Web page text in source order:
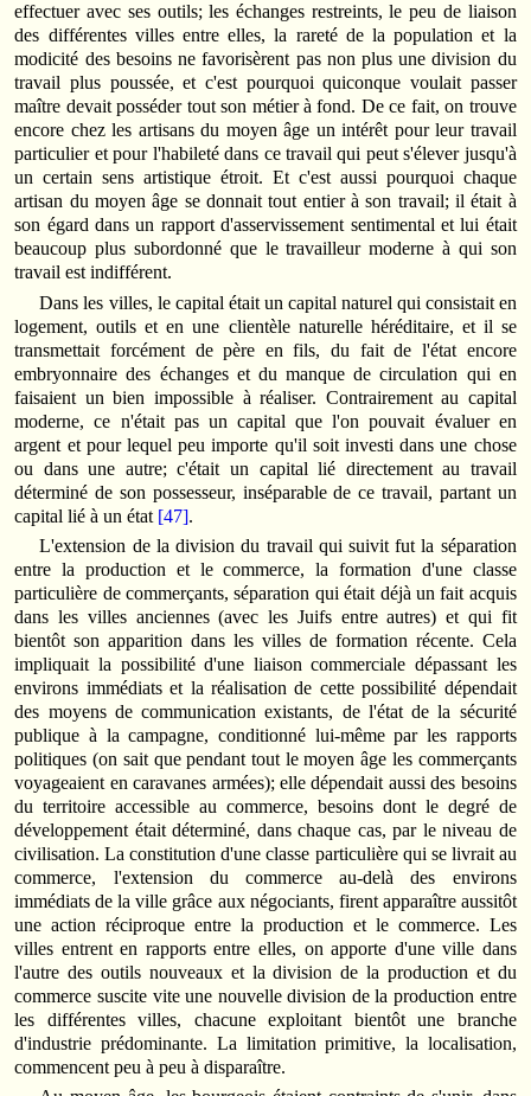
effectuer avec ses outils; les échanges restreints, le peu de liaison
des différentes villes entre elles, la rareté de la population et la
modicité des besoins ne favorisèrent pas non plus une division du
travail plus poussée, et c'est pourquoi quiconque voulait passer
maître devait posséder tout son métier à fond. De ce fait, on trouve
encore chez les artisans du moyen âge un intérêt pour leur travail
particulier et pour l'habileté dans ce travail qui peut s'élever jusqu'à
un certain sens artistique étroit. Et c'est aussi pourquoi chaque
artisan du moyen âge se donnait tout entier à son travail; il était à
son égard dans un rapport d'asservissement sentimental et lui était
beaucoup plus subordonné que le travailleur moderne à qui son
travail est indifférent.
Dans les villes, le capital était un capital naturel qui consistait en
logement, outils et en une clientèle naturelle héréditaire, et il se
transmettait forcément de père en fils, du fait de l'état encore
embryonnaire des échanges et du manque de circulation qui en
faisaient un bien impossible à réaliser. Contrairement au capital
moderne, ce n'était pas un capital que l'on pouvait évaluer en
argent et pour lequel peu importe qu'il soit investi dans une chose
ou dans une autre; c'était un capital lié directement au travail
déterminé de son possesseur, inséparable de ce travail, partant un
capital lié à un état [47].
L'extension de la division du travail qui suivit fut la séparation
entre la production et le commerce, la formation d'une classe
particulière de commerçants, séparation qui était déjà un fait acquis
dans les villes anciennes (avec les Juifs entre autres) et qui fit
bientôt son apparition dans les villes de formation récente. Cela
impliquait la possibilité d'une liaison commerciale dépassant les
environs immédiats et la réalisation de cette possibilité dépendait
des moyens de communication existants, de l'état de la sécurité
publique à la campagne, conditionné lui-même par les rapports
politiques (on sait que pendant tout le moyen âge les commerçants
voyageaient en caravanes armées); elle dépendait aussi des besoins
du territoire accessible au commerce, besoins dont le degré de
développement était déterminé, dans chaque cas, par le niveau de
civilisation. La constitution d'une classe particulière qui se livrait au
commerce, l'extension du commerce au-delà des environs
immédiats de la ville grâce aux négociants, firent apparaître aussitôt
une action réciproque entre la production et le commerce. Les
villes entrent en rapports entre elles, on apporte d'une ville dans
l'autre des outils nouveaux et la division de la production et du
commerce suscite vite une nouvelle division de la production entre
les différentes villes, chacune exploitant bientôt une branche
d'industrie prédominante. La limitation primitive, la localisation,
commencent peu à peu à disparaître.